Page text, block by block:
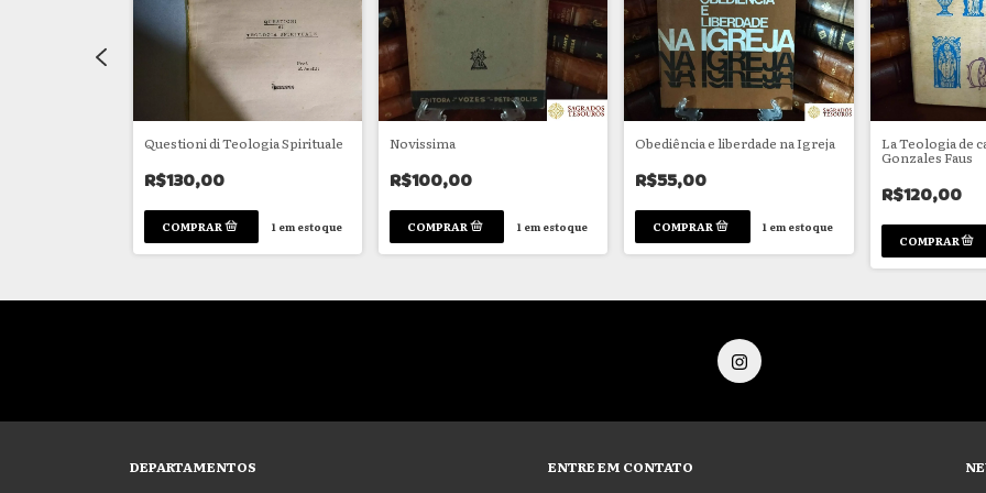
Questioni di Teologia Spirituale
R$130,00
1em estoque
Novissima
R$100,00
1em estoque
Obediência e liberdade na Igreja
R$55,00
1 em estoque
La Teologia de
Gonzales Faus
R$120,00
DEPARTAMENTOS ENTRE EM CONTATO